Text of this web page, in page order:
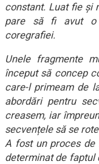
constant. Luat fie și
pare să fi avut o
coregrafiei.
Unele fragmente
început să concep
care-l primeam de
abordări pentru
creasem, iar
secvențele să se
A fost un proces de
determinat de faptul